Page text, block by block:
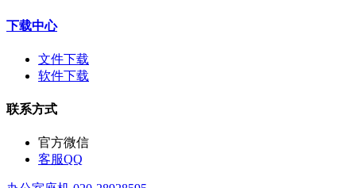
下载中心
文件下载
软件下载
联系方式
官方微信
客服QQ